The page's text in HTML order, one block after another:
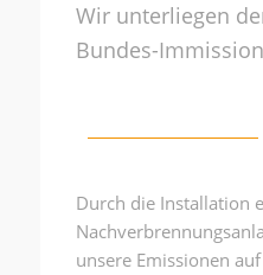
Wir unterliegen
Bundes-
Durch die Installation
unsere Emissionen